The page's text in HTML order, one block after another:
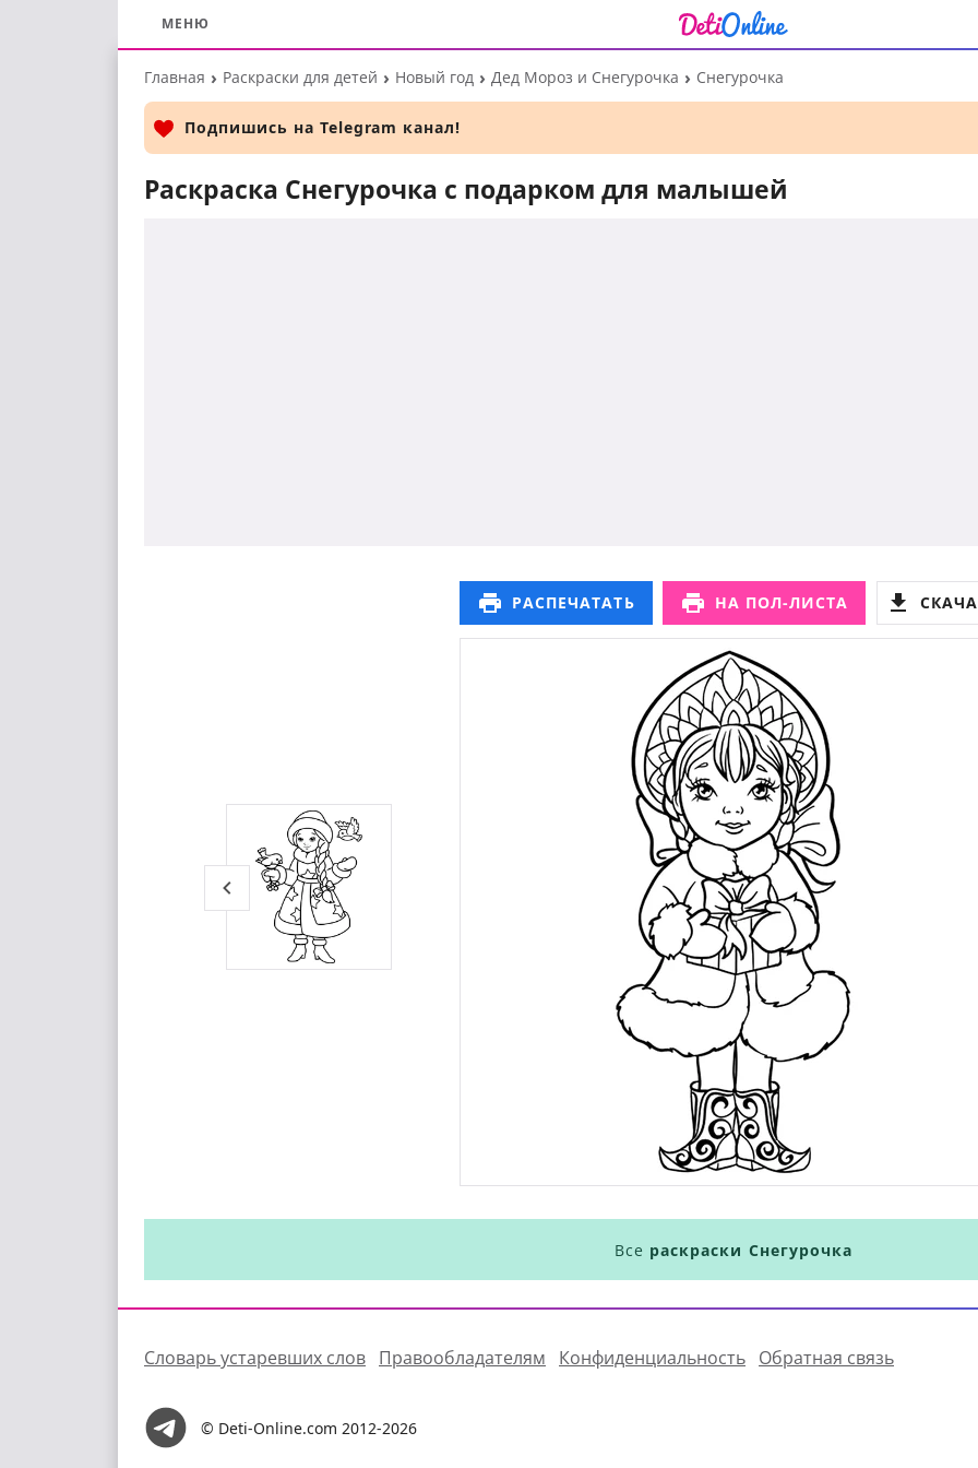
основному
контенту
МЕНЮ
Главная Раскраски для детей Новый год Дед Мороз и Снегурочка Снегурочка
Подпишись на Telegram канал!
Раскраска Снегурочка с подарком для малышей
РАСПЕЧАТАТЬ НА ПОЛ-ЛИСТА
Все раскраски Снегурочка
Словарь устаревших слов Правообладателям Конфиденциальность Обратная связь
© Deti-Online.com 2012-2026